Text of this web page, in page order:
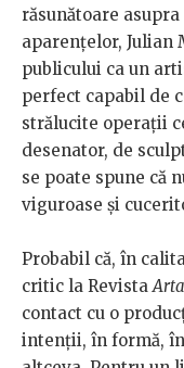
răsunătoare
aparențelor, Julian
publicului ca un
perfect capabil de
strălucite operații
desenator, de
se poate spune că
viguroase și
Probabil că, în
critic la RevistaArta
contact cu o
intenții, în formă,